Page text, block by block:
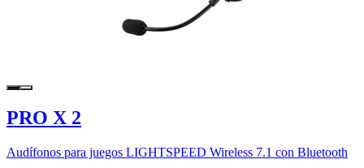
PRO X 2
Audífonos para juegos LIGHTSPEED Wireless 7.1 con Bluetooth